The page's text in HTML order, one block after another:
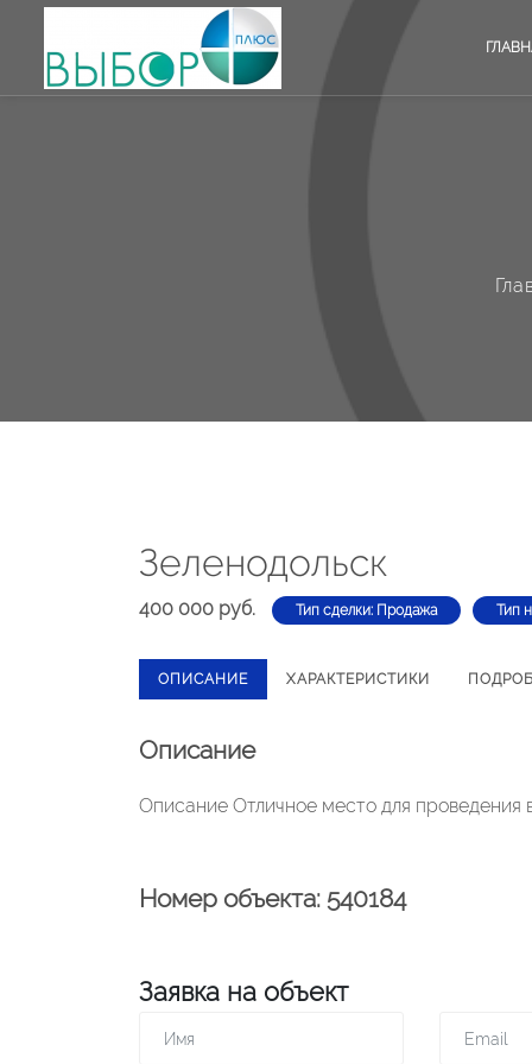
Зеленодольск
400 000 руб. Тип сделки: Продажа Тип
ОПИСАНИЕ ХАРАКТЕРИСТИКИ
Описание
Описание Отличное место для
Номер объекта: 540184
Заявка на объект